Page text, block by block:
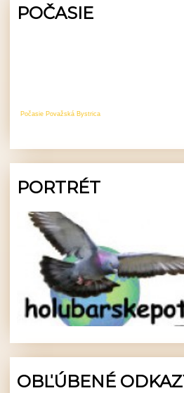
POČASIE
Počasie Považská Bystrica
PORTRÉT
OBĽÚBENÉ